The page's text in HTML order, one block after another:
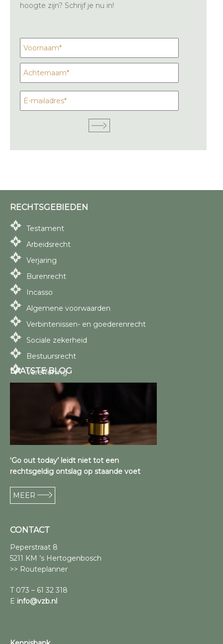
hoogte zijn? Schrijf je nu in!
RECHTSGEBIEDEN
Testament
Arbeidsrecht
Verjaring
Burenrecht
Incasso
Algemene voorwaarden
Verbintenissen- en goederenrecht
Sociale zekerheid
Bestuursrecht
Vereffening
LAATSTE BLOG
‘Go out today’ leidt niet tot een
rechtsgeldig ontslag op staande voet
MEER
CONTACT
Peperstraat 8
5211 KM ’s Hertogenbosch
>> Routeplanner
T 073 – 61 32 318
E info@vzb.nl